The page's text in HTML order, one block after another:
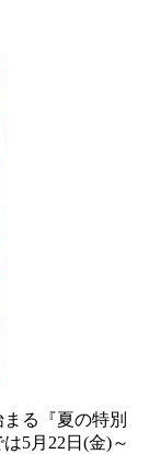
る『夏の特別
5月22日(金)～